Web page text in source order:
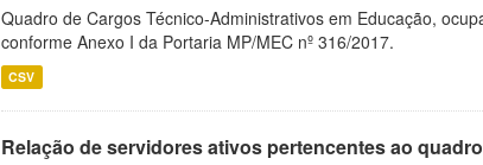
Quadro de Cargos Técnico-Administrativos em Educação,
conforme Anexo I da Portaria MP/MEC nº 316/2017.
CSV
Relação de servidores ativos pertencentes ao